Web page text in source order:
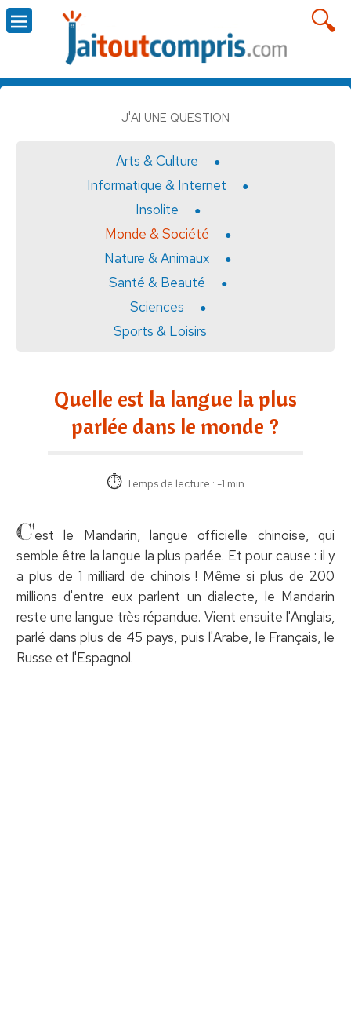
J'AI UNE QUESTION
Arts & Culture
Informatique & Internet
Insolite
Monde & Société
Nature & Animaux
Santé & Beauté
Sciences
Sports & Loisirs
Quelle est la langue la plus
parlée dans le monde ?
Temps de lecture : -1 min
C'est le Mandarin, langue officielle chinoise, qui
semble être la langue la plus parlée. Et pour cause : il y
a plus de 1 milliard de chinois ! Même si plus de 200
millions d'entre eux parlent un dialecte, le Mandarin
reste une langue très répandue. Vient ensuite l'Anglais,
parlé dans plus de 45 pays, puis l'Arabe, le Français, le
Russe et l'Espagnol.